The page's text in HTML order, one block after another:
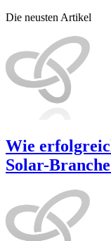
Die neusten Artikel
Wie
Solar-